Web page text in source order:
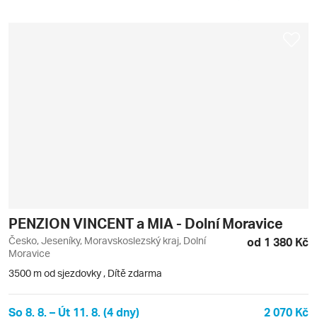
PENZION VINCENT a MIA - Dolní Moravice
Česko, Jeseníky, Moravskoslezský kraj, Dolní
Moravice
od 1 380 Kč
3500 m od sjezdovky , Dítě zdarma
So 8. 8. – Út 11. 8. (4 dny) 2 070 Kč